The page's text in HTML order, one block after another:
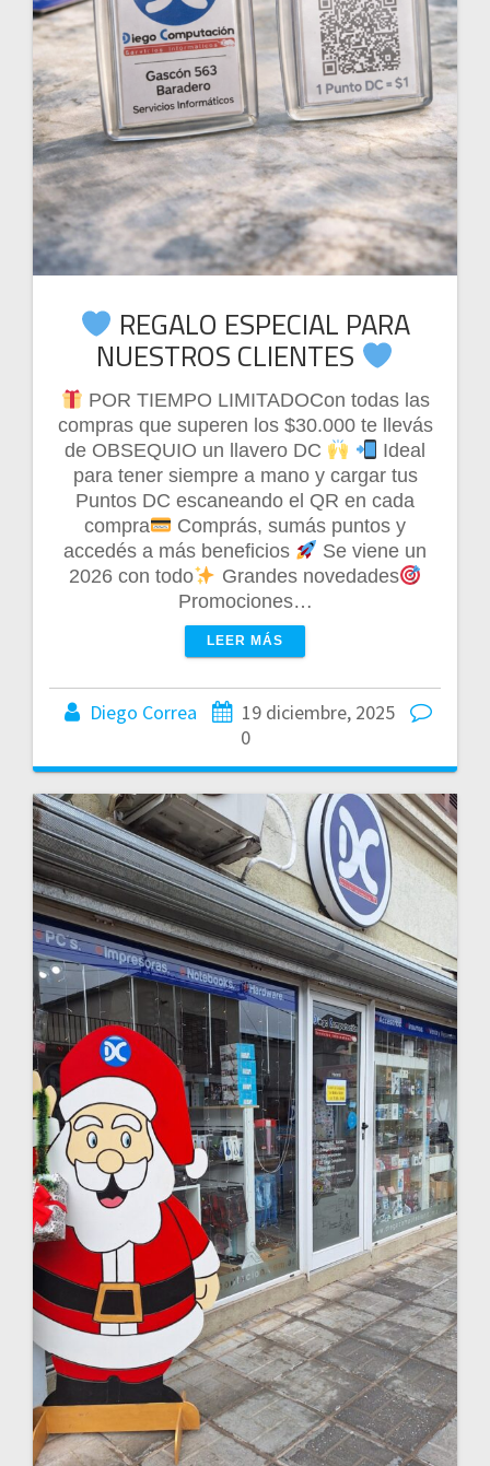
REGALO ESPECIAL PARA
NUESTROS CLIENTES
POR TIEMPO LIMITADOCon todas las
compras que superen los $30.000 te llevás
de OBSEQUIO un llavero DC
Ideal
para tener siempre a mano y cargar tus
Puntos DC escaneando el QR en cada
compra
Comprás, sumás puntos y
accedés a más beneficios
Se viene un
2026 con todo
Grandes novedades
Promociones…
LEER MÁS
Diego Correa
19 diciembre, 2025
0